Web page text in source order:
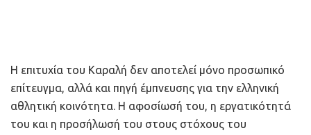
Η επιτυχία του Καραλή δεν αποτελεί μόνο προσωπικό
επίτευγμα, αλλά και πηγή έμπνευσης για την ελληνική
αθλητική κοινότητα. Η αφοσίωσή του, η εργατικότητά
του και η προσήλωσή του στους στόχους του